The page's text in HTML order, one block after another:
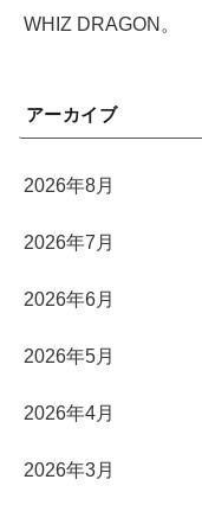
WHIZ DRAGON。
アーカイブ
2026年8月
2026年7月
2026年6月
2026年5月
2026年4月
2026年3月